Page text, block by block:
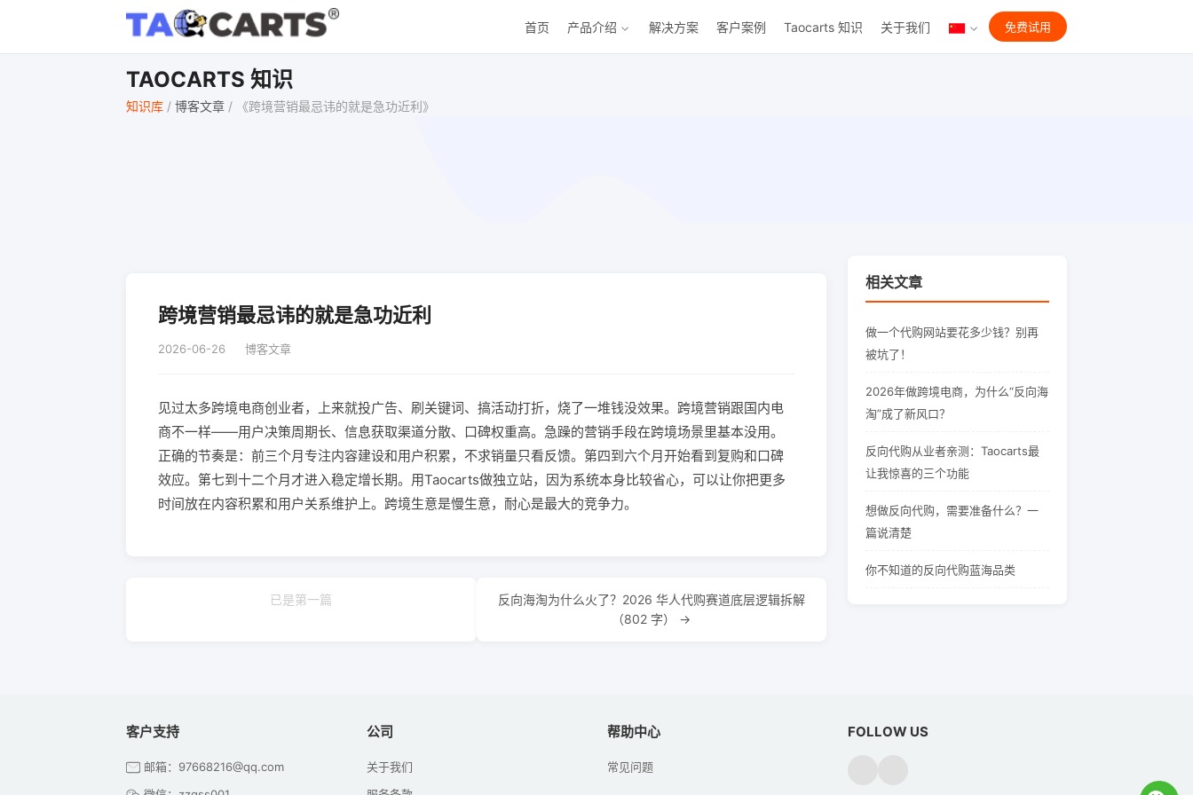
首页 产品介绍 解决方案 客户案例 Taocarts 知识 关于我们 免费试用
TAOCARTS 知识
知识库 / 博客文章 / 《跨境营销最忌讳的就是急功近利》
跨境营销最忌讳的就是急功近利
2026-06-26 博客文章
见过太多跨境电商创业者，上来就投广告、刷关键词、搞活动打折，烧了一堆钱没效果。跨境营销跟国内电
商不一样——用户决策周期长、信息获取渠道分散、口碑权重高。急躁的营销手段在跨境场景里基本没用。
正确的节奏是：前三个月专注内容建设和用户积累，不求销量只看反馈。第四到六个月开始看到复购和口碑
效应。第七到十二个月才进入稳定增长期。用Taocarts做独立站，因为系统本身比较省心，可以让你把更多
时间放在内容积累和用户关系维护上。跨境生意是慢生意，耐心是最大的竞争力。
已是第一篇
反向海淘为什么火了？2026 华人代购赛道底层逻辑拆解
（802 字） →
相关文章
做一个代购网站要花多少钱？别再
被坑了！
2026年做跨境电商，为什么“反向海
淘”成了新风口？
反向代购从业者亲测：Taocarts最
让我惊喜的三个功能
想做反向代购，需要准备什么？一
篇说清楚
你不知道的反向代购蓝海品类
客户支持
邮箱：97668216@qq.com
公司
关于我们
帮助中心
常见问题
FOLLOW US